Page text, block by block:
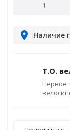
Наличие
Т.О.
Первое